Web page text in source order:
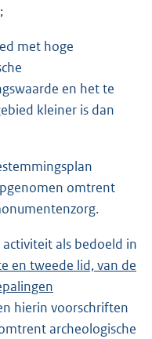
met hoge
en het te
kleiner is dan
omtrent
activiteit als bedoeld in
en tweede lid, van de
hierin voorschriften
archeologische